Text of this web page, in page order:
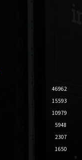
46962
15593
10979
5948
2307
1650